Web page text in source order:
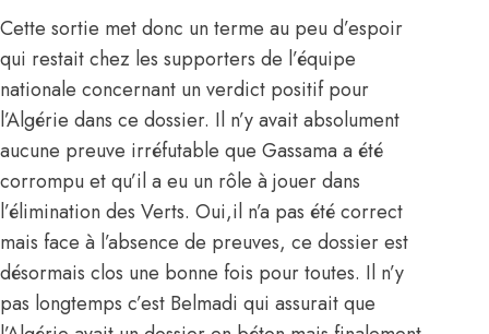
Cette sortie met donc un terme au peu d’espoir
qui restait chez les supporters de l’équipe
nationale concernant un verdict positif pour
l’Algérie dans ce dossier. Il n’y avait absolument
aucune preuve irréfutable que Gassama a été
corrompu et qu’il a eu un rôle à jouer dans
l’élimination des Verts. Oui,il n’a pas été correct
mais face à l’absence de preuves, ce dossier est
désormais clos une bonne fois pour toutes. Il n’y
pas longtemps c’est Belmadi qui assurait que